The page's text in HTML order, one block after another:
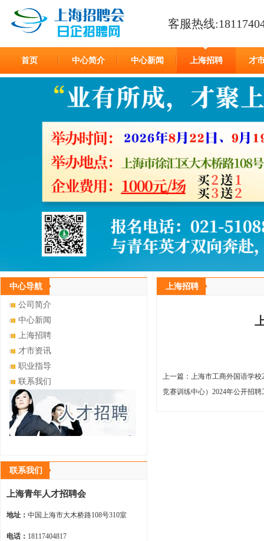
客服热线
首页 中心简介 中心新闻 上海招聘 才
中心导航
公司简介
中心新闻
上海招聘
才市资讯
职业指导
联系我们
联系我们
上海青年人才招聘会
地址： 中国上海市大木桥路108号310室
电话： 18117404817
上海招聘
上一篇： 上海市工商外国语学校
竞赛训练中心）2024年公开招